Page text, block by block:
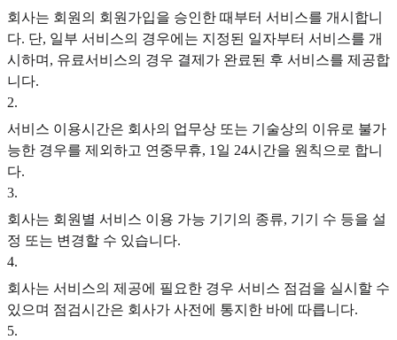
회사는 회원의 회원가입을 승인한 때부터 서비스를 개시합니
다. 단, 일부 서비스의 경우에는 지정된 일자부터 서비스를 개
시하며, 유료서비스의 경우 결제가 완료된 후 서비스를 제공합
니다.
2.
서비스 이용시간은 회사의 업무상 또는 기술상의 이유로 불가
능한 경우를 제외하고 연중무휴, 1일 24시간을 원칙으로 합니
다.
3.
회사는 회원별 서비스 이용 가능 기기의 종류, 기기 수 등을 설
정 또는 변경할 수 있습니다.
4.
회사는 서비스의 제공에 필요한 경우 서비스 점검을 실시할 수
있으며 점검시간은 회사가 사전에 통지한 바에 따릅니다.
5.